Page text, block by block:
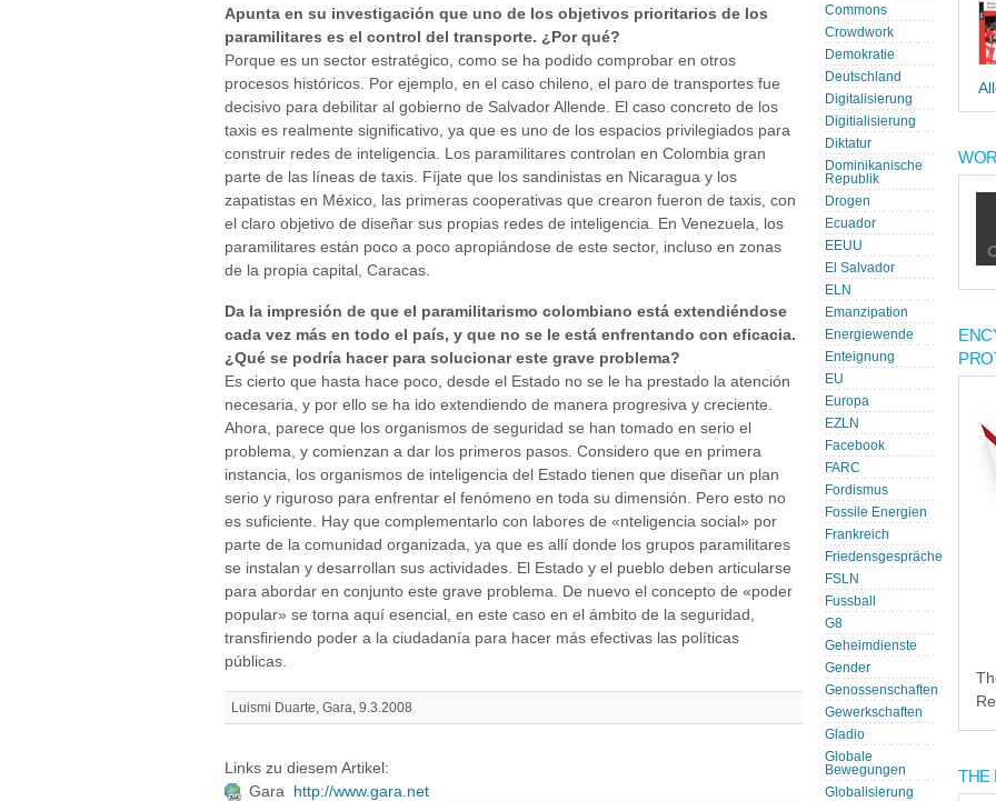
Apunta en su investigación que uno de los objetivos prioritarios de los
paramilitares es el control del transporte. ¿Por qué?
Porque es un sector estratégico, como se ha podido comprobar en otros
procesos históricos. Por ejemplo, en el caso chileno, el paro de transportes fue
decisivo para debilitar al gobierno de Salvador Allende. El caso concreto de los
taxis es realmente significativo, ya que es uno de los espacios privilegiados para
construir redes de inteligencia. Los paramilitares controlan en Colombia gran
parte de las líneas de taxis. Fíjate que los sandinistas en Nicaragua y los
zapatistas en México, las primeras cooperativas que crearon fueron de taxis, con
el claro objetivo de diseñar sus propias redes de inteligencia. En Venezuela, los
paramilitares están poco a poco apropiándose de este sector, incluso en zonas
de la propia capital, Caracas.
Da la impresión de que el paramilitarismo colombiano está extendiéndose
cada vez más en todo el país, y que no se le está enfrentando con eficacia.
¿Qué se podría hacer para solucionar este grave problema?
Es cierto que hasta hace poco, desde el Estado no se le ha prestado la atención
necesaria, y por ello se ha ido extendiendo de manera progresiva y creciente.
Ahora, parece que los organismos de seguridad se han tomado en serio el
problema, y comienzan a dar los primeros pasos. Considero que en primera
instancia, los organismos de inteligencia del Estado tienen que diseñar un plan
serio y riguroso para enfrentar el fenómeno en toda su dimensión. Pero esto no
es suficiente. Hay que complementarlo con labores de «nteligencia social» por
parte de la comunidad organizada, ya que es allí donde los grupos paramilitares
se instalan y desarrollan sus actividades. El Estado y el pueblo deben articularse
para abordar en conjunto este grave problema. De nuevo el concepto de «poder
popular» se torna aquí esencial, en este caso en el ámbito de la seguridad,
transfiriendo poder a la ciudadanía para hacer más efectivas las políticas
públicas.
Luismi Duarte, Gara, 9.3.2008
Links zu diesem Artikel:
Gara
http://www.gara.net
Commons
Crowdwork
Demokratie
Deutschland
Digitalisierung
Digitialisierung
Diktatur
Dominikanische
Republik
Drogen
Ecuador
EEUU
El Salvador
ELN
Emanzipation
Energiewende
Enteignung
EU
Europa
EZLN
Facebook
FARC
Fordismus
Fossile Energien
Frankreich
Friedensgespräche
FSLN
Fussball
G8
Geheimdienste
Gender
Genossenschaften
Gewerkschaften
Gladio
Globale
Bewegungen
Globalisierung
THE